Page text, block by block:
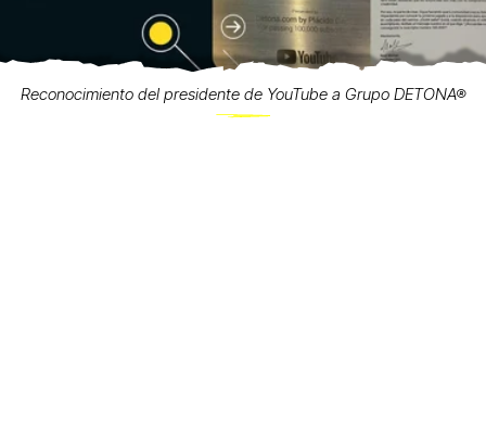
Reconocimiento del presidente de YouTube a Grupo DETONA®